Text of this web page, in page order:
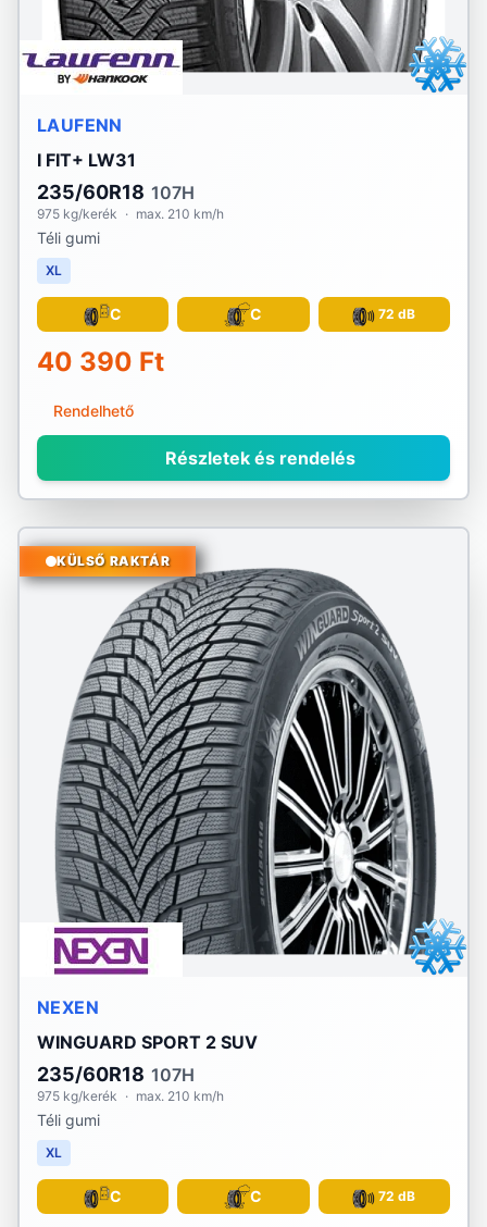
LAUFENN
I FIT+ LW31
235/60R18 107H
975 kg/kerék · max. 210 km/h
Téli gumi
XL
C C 72 dB
40 390 Ft
Rendelhető
Részletek és rendelés
KÜLSŐ RAKTÁR
NEXEN
WINGUARD SPORT 2 SUV
235/60R18 107H
975 kg/kerék · max. 210 km/h
Téli gumi
XL
C C 72 dB